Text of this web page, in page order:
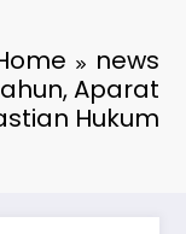
news
Aparat
Hukum